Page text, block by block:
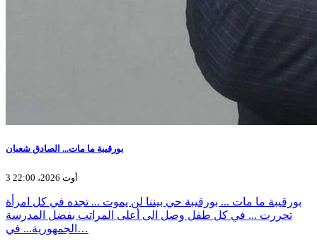
بورقيبة ما مات... الصادق شعبان
3 أوت 2026، 22:00
بورقيبة ما مات ... بورقيبة حي بيننا لن يموت ... تجده في كل امرأة
تحررت ... في كل طفل وصل الى أعلى المراتب بفضل المدرسة
الجمهورية... في…